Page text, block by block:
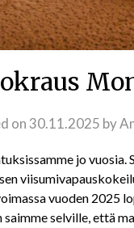
on30.11.2025 by
jo vuosia.
vuoden 2025
selville, että